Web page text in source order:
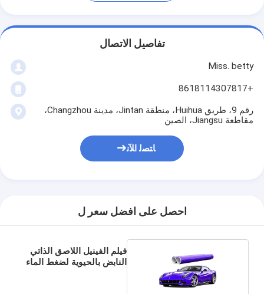
تفاصيل الاتصال
Miss. betty
+8618114307817
رقم 9، طريق Huihua، منطقة Jintan، مدينة Changzhou،
مقاطعة Jiangsu، الصين
ﺎﺘﺼﻟ ﺍﻶﻧ
احصل على افضل سعر ل
فيلم الفينيل اللاصق الذاتي
النابض بالحيوية لضغط الماء